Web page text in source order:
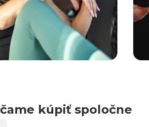
kúpiť spoločne